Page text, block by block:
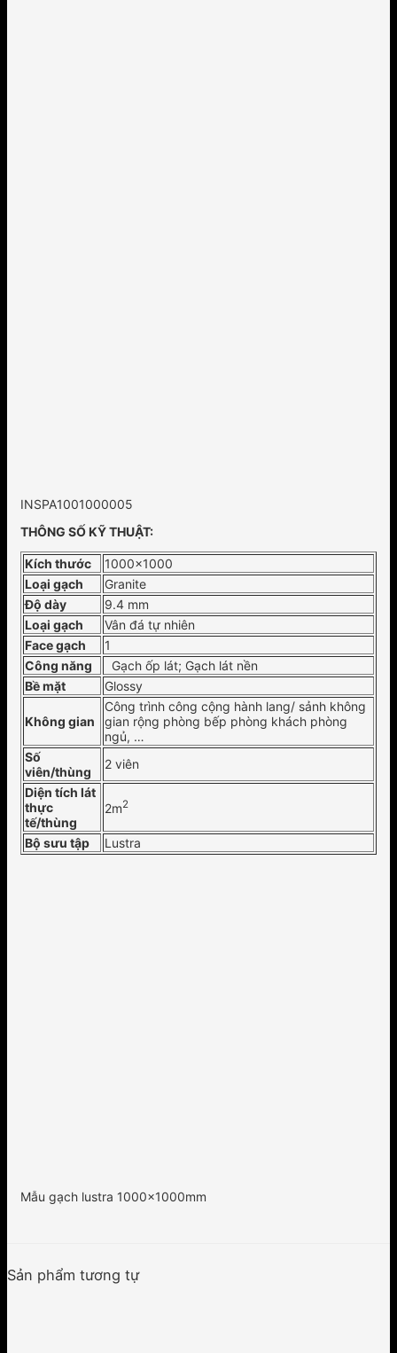
INSPA1001000005
THÔNG SỐ KỸ THUẬT:
Kích thước
1000×1000
Loại gạch
Granite
Độ dày
9.4 mm
Loại gạch
Vân đá tự nhiên
Face gạch
1
Công năng
Gạch ốp lát; Gạch lát nền
Bề mặt
Glossy
Không gian
Công trình công cộng hành lang/ sảnh không
gian rộng phòng bếp phòng khách phòng
ngủ, …
Số
viên/thùng
2 viên
Diện tích lát
thực
tế/thùng
2m2
Bộ sưu tập Lustra
Mẫu gạch lustra 1000x1000mm
Sản phẩm tương tự